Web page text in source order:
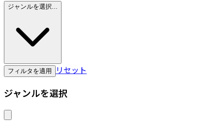
ジャンルを選択...
フィルタを適用 リセット
ジャンルを選択